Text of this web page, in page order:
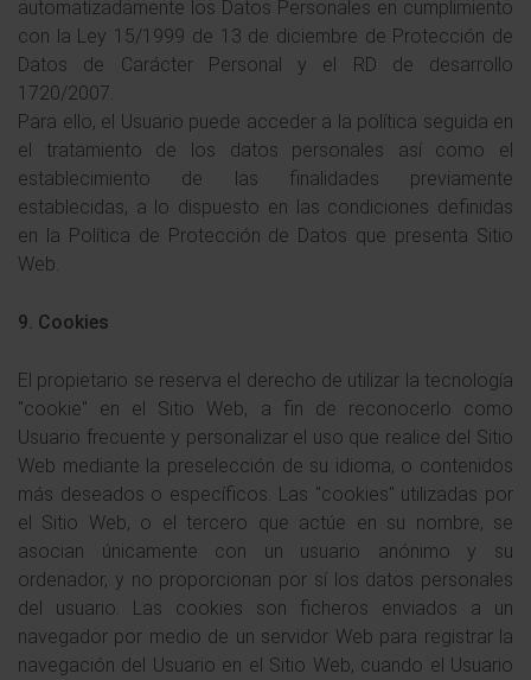
automatizadamente los Datos Personales en cumplimiento
con la Ley 15/1999 de 13 de diciembre de Protección de
Datos de Carácter Personal y el RD de desarrollo
1720/2007.
Para ello, el Usuario puede acceder a la política seguida en
el tratamiento de los datos personales así como el
establecimiento de las finalidades previamente
establecidas, a lo dispuesto en las condiciones definidas
en la Política de Protección de Datos que presenta Sitio
Web.
9. Cookies
El propietario se reserva el derecho de utilizar la tecnología
"cookie" en el Sitio Web, a fin de reconocerlo como
Usuario frecuente y personalizar el uso que realice del Sitio
Web mediante la preselección de su idioma, o contenidos
más deseados o específicos. Las "cookies" utilizadas por
el Sitio Web, o el tercero que actúe en su nombre, se
asocian únicamente con un usuario anónimo y su
ordenador, y no proporcionan por sí los datos personales
del usuario. Las cookies son ficheros enviados a un
navegador por medio de un servidor Web para registrar la
navegación del Usuario en el Sitio Web, cuando el Usuario